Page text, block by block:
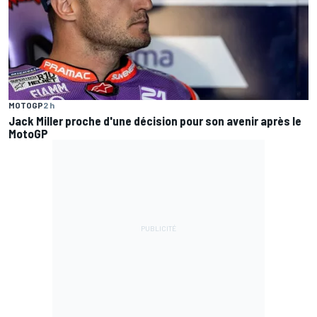
MOTOGP2 h
Jack Miller proche d'une décision pour son avenir après le
MotoGP